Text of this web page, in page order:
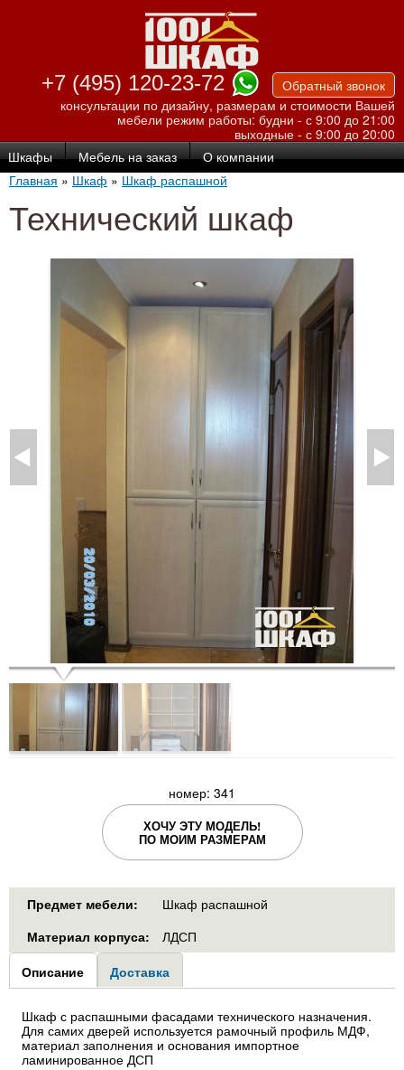
Перейти к
основному
содержанию
+7 (495) 120-23-72
Обратный звонок
консультации по дизайну, размерам и стоимости Вашей
мебели режим работы: будни - с 9:00 до 21:00
выходные - с 9:00 до 20:00
Шкафы Мебель на заказ О компании
Главная » Шкаф » Шкаф распашной
Технический шкаф
номер: 341
ХОЧУ ЭТУ МОДЕЛЬ!
ПО МОИМ РАЗМЕРАМ
Предмет мебели:
Шкаф распашной
Материал корпуса:
ЛДСП
Group1
Описание (активная
вкладка)
Доставка
Шкаф с распашными фасадами технического назначения.
Для самих дверей используется рамочный профиль МДФ,
материал заполнения и основания импортное
ламинированное ДСП